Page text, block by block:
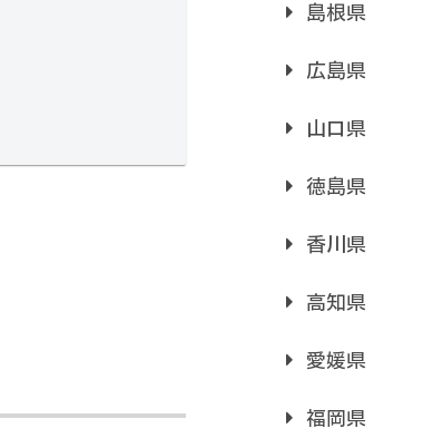
島根県
広島県
山口県
徳島県
香川県
高知県
愛媛県
福岡県